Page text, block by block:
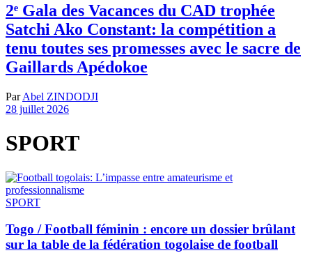
2ᵉ Gala des Vacances du CAD trophée
Satchi Ako Constant: la compétition a
tenu toutes ses promesses avec le sacre de
Gaillards Apédokoe
Par Abel ZINDODJI
28 juillet 2026
SPORT
SPORT
Togo / Football féminin : encore un dossier brûlant
sur la table de la fédération togolaise de football